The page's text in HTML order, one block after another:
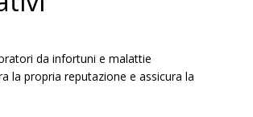
da infortuni e malattie
la propria reputazione e assicura la